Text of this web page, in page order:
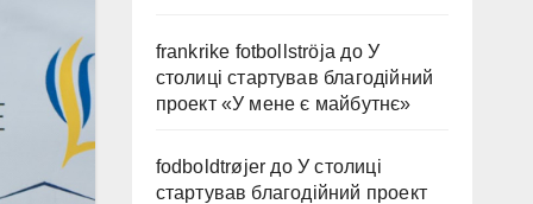
frankrike fotbollströja до У
столиці стартував благодійний
проект «У мене є майбутнє»
fodboldtrøjer до У столиці
стартував благодійний проект